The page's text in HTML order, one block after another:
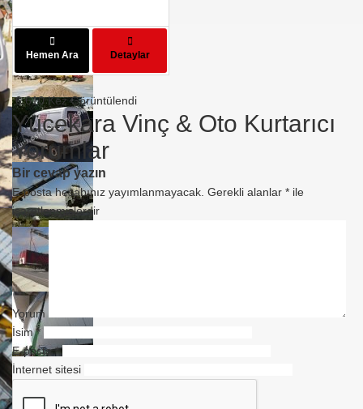
Hemen Ara Detaylar
6.610 Kez Görüntülendi
Yücekara Vinç & Oto Kurtarıcı
Yorumlar
Bir cevap yazın
E-posta hesabınız yayımlanmayacak. Gerekli alanlar * ile
işaretlenmişlerdir
Yorum
İsim*
E-posta*
İnternet sitesi